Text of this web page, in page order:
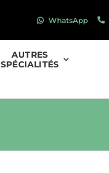
WhatsApp
AUTRES
SPÉCIALITÉS